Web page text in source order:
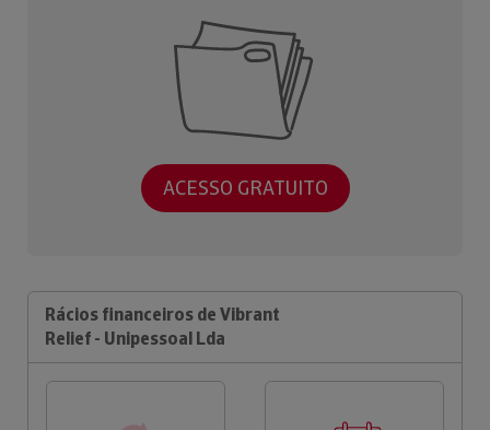
ACESSO GRATUITO
Rácios financeiros de Vibrant
Relief - Unipessoal Lda